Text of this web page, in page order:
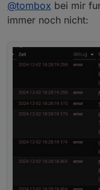
@tombox bei mir
immer noch nicht: